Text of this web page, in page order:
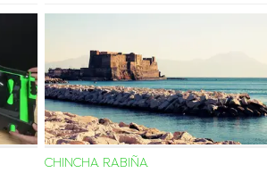
CHINCHA RABIÑA